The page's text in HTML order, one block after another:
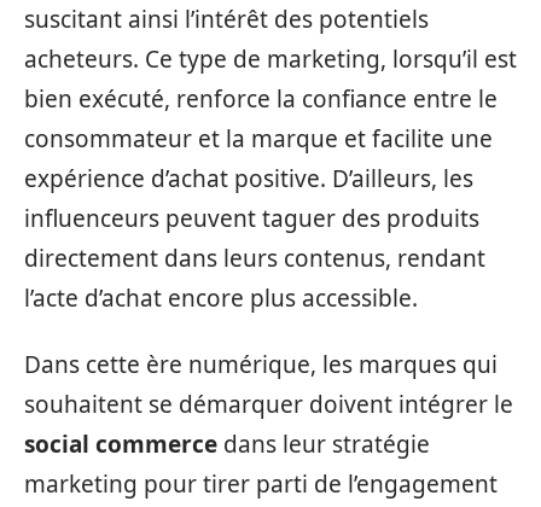
suscitant ainsi l’intérêt des potentiels
acheteurs. Ce type de marketing, lorsqu’il est
bien exécuté, renforce la confiance entre le
consommateur et la marque et facilite une
expérience d’achat positive. D’ailleurs, les
influenceurs peuvent taguer des produits
directement dans leurs contenus, rendant
l’acte d’achat encore plus accessible.
Dans cette ère numérique, les marques qui
souhaitent se démarquer doivent intégrer le
social commerce dans leur stratégie
marketing pour tirer parti de l’engagement